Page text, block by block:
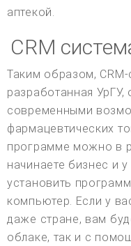
аптекой.
CRM
Таким образом, CRM-
разработанная
современными
фармацевтических
программе можно в
начинаете бизнес и
установить
компьютер. Если у
даже стране, вам
облаке, так и с